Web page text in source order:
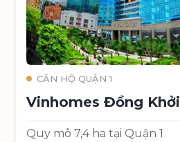
CĂN HỘ QUẬN 1
Vinhomes Đồng Khởi
Quy mô 7,4 ha tại Quận 1